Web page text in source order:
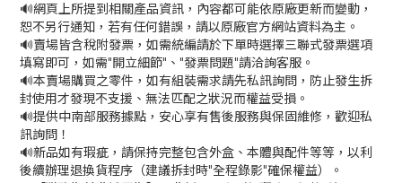
🔊網頁上所提到相關產品資訊，內容都可能依原廠更新而變動，
恕不另行通知，若有任何錯誤，請以原廠官方網站資料為主。
🔊賣場皆含稅附發票，如需統編請於下單時選擇三聯式發票選項
填寫即可，如需"開立細節"、"發票問題"請洽詢客服。
🔊本賣場購買之零件，如有組裝需求請先私訊詢問，防止發生拆
封使用才發現不支援、無法匹配之狀況而權益受損。
🔊提供中南部服務據點，安心享有售後服務與保固維修，歡迎私
訊詢問！
🔊新品如有瑕疵，請保持完整包含外盒、本體與配件等等，以利
後續辦理退換貨程序（建議拆封時"全程錄影"確保權益）。